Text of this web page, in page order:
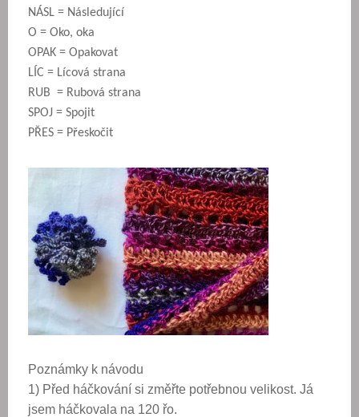
NÁSL = Následující
O = Oko, oka
OPAK = Opakovat
LÍC = Lícová strana
RUB = Rubová strana
SPOJ = Spojit
PŘES = Přeskočit
Poznámky k návodu
1) Před háčkování si změřte potřebnou velikost. Já
jsem háčkovala na 120 řo.